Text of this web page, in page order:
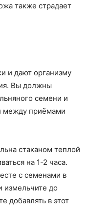
также страдает
и дают организму
Вы должны
семени и
между приёмами
стаканом теплой
на 1-2 часа.
с семенами в
измельчите до
добавлять в этот